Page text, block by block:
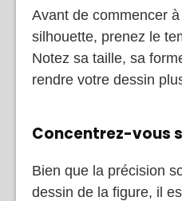
Avant de commencer
silhouette, prenez le
Notez sa taille, sa
rendre votre dessin
Concentrez-vous
Bien que la précision
dessin de la figure, il